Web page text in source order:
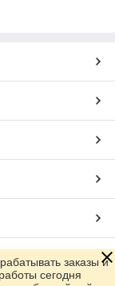
заказы и
сегодня